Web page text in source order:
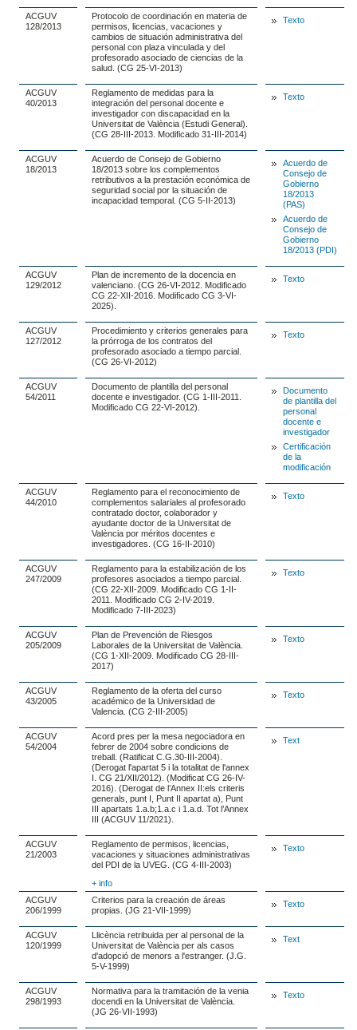
ACGUV
128/2013
Protocolo de coordinación en materia de
permisos, licencias, vacaciones y
cambios de situación administrativa del
personal con plaza vinculada y del
profesorado asociado de ciencias de la
salud. (CG 25-VI-2013)
Texto
ACGUV
40/2013
Reglamento de medidas para la
integración del personal docente e
investigador con discapacidad en la
Universitat de València (Estudi General).
(CG 28-III-2013. Modificado 31-III-2014)
Texto
ACGUV
18/2013
Acuerdo de Consejo de Gobierno
18/2013 sobre los complementos
retributivos a la prestación económica de
seguridad social por la situación de
incapacidad temporal. (CG 5-II-2013)
Acuerdo de
Consejo de
Gobierno
18/2013
(PAS)
Acuerdo de
Consejo de
Gobierno
18/2013 (PDI)
ACGUV
129/2012
Plan de incremento de la docencia en
valenciano. (CG 26-VI-2012. Modificado
CG 22-XII-2016. Modificado CG 3-VI-
2025).
Texto
ACGUV
127/2012
Procedimiento y criterios generales para
la prórroga de los contratos del
profesorado asociado a tiempo parcial.
(CG 26-VI-2012)
Texto
ACGUV
54/2011
Documento de plantilla del personal
docente e investigador. (CG 1-III-2011.
Modificado CG 22-VI-2012).
Documento
de plantilla del
personal
docente e
investigador
Certificación
de la
modificación
ACGUV
44/2010
Reglamento para el reconocimiento de
complementos salariales al profesorado
contratado doctor, colaborador y
ayudante doctor de la Universitat de
València por méritos docentes e
investigadores. (CG 16-II-2010)
Texto
ACGUV
247/2009
Reglamento para la estabilización de los
profesores asociados a tiempo parcial.
(CG 22-XII-2009. Modificado CG 1-II-
2011. Modificado CG 2-IV-2019.
Modificado 7-III-2023)
Texto
ACGUV
205/2009
Plan de Prevención de Riesgos
Laborales de la Universitat de València.
(CG 1-XII-2009. Modificado CG 28-III-
2017)
Texto
ACGUV
43/2005
Reglamento de la oferta del curso
académico de la Universidad de
Valencia. (CG 2-III-2005)
Texto
ACGUV
54/2004
Acord pres per la mesa negociadora en
febrer de 2004 sobre condicions de
treball. (Ratificat C.G.30-III-2004).
(Derogat l'apartat 5 i la totalitat de l'annex
I. CG 21/XII/2012). (Modificat CG 26-IV-
2016). (Derogat de l’Annex II:els criteris
generals, punt I, Punt II apartat a), Punt
III apartats 1.a.b;1.a.c i 1.a.d. Tot l’Annex
III (ACGUV 11/2021).
Text
ACGUV
21/2003
Reglamento de permisos, licencias,
vacaciones y situaciones administrativas
del PDI de la UVEG. (CG 4-III-2003)
+ info
Texto
ACGUV
206/1999
Criterios para la creación de áreas
propias. (JG 21-VII-1999)
Texto
ACGUV
120/1999
Llicència retribuida per al personal de la
Universitat de València per als casos
d'adopció de menors a l'estranger. (J.G.
5-V-1999)
Text
ACGUV
298/1993
Normativa para la tramitación de la venia
docendi en la Universitat de València.
(JG 26-VII-1993)
Texto